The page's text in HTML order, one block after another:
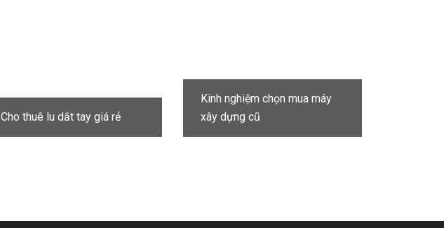
Cho thuê lu dắt tay giá rẻ
Kinh nghiệm chọn mua máy
xây dựng cũ